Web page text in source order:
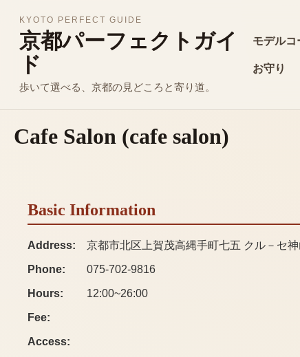
KYOTO PERFECT GUIDE
京都パーフェクトガイ
ド
歩いて選べる、京都の見どころと寄り道。
モデルコ
お守り
Cafe Salon (cafe salon)
Basic Information
Address: 京都市北区上賀茂高縄手町七五 クル－セ
Phone: 075-702-9816
Hours: 12:00~26:00
Fee:
Access: